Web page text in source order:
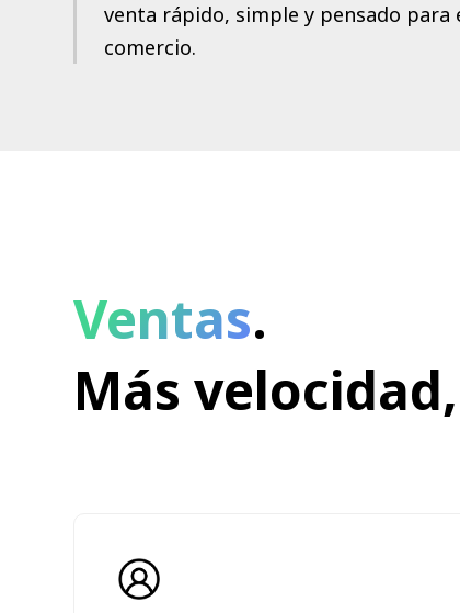
venta rápido, simple y pensado para
comercio.
Ventas.
Más